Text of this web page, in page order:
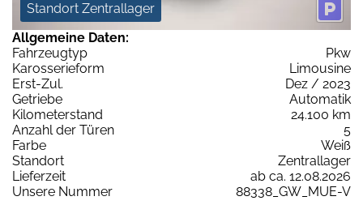
Standort Zentrallager
Allgemeine Daten:
Fahrzeugtyp
Pkw
Karosserieform
Limousine
Erst-Zul.
Dez / 2023
Getriebe
Automatik
Kilometerstand
24.100 km
Anzahl der Türen
5
Farbe
Weiß
Standort
Zentrallager
Lieferzeit
ab ca. 12.08.2026
Unsere Nummer
88338_GW_MUE-V